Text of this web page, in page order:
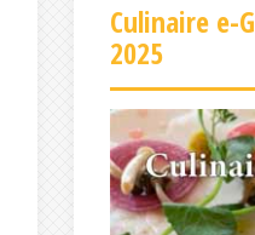
Culinaire e-
2025